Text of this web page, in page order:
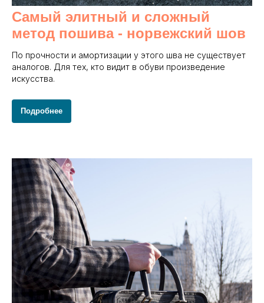
Самый элитный и сложный
метод пошива - норвежский шов
По прочности и амортизации у этого шва не существует
аналогов. Для тех, кто видит в обуви произведение
искусства.
Подробнее